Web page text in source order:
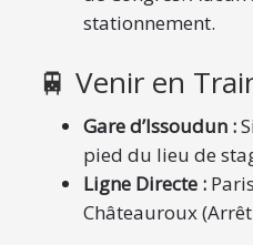
stationnement.
🚆 Venir en
Gare d’Issoudun :
pied du lieu de
Ligne Directe :
Châteauroux